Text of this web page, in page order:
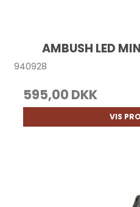
AMBUSH LED
940928
595,00 DKK
VIS